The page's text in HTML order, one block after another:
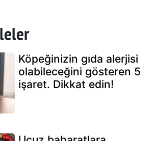
Köpeğinizin gıda alerjisi
olabileceğini gösteren 5
işaret. Dikkat edin!